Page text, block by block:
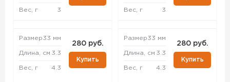
Вес, г 3
Размер33 мм
Длина, см 3.3
Вес, г 4.3
280 руб.
Купить
Вес, г 3
Размер33 мм
Длина, см 3.3
Вес, г 4.3
280 руб.
Купить